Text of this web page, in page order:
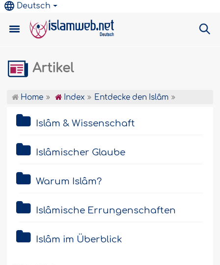
Deutsch
Artikel
Home Index Entdecke den Islâm
Islâm & Wissenschaft
Islâmischer Glaube
Warum Islâm?
Islâmische Errungenschaften
Islâm im Überblick